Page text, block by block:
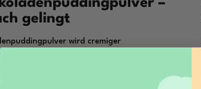
–
gelingt
wird cremiger
Wirklichkeit. Die milde Rezeptur basiert
biologischem Anbau und
Aromen sowie künstliche Zusatzstoffe.